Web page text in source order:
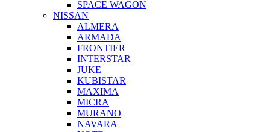
SPACE WAGON
NISSAN
ALMERA
ARMADA
FRONTIER
INTERSTAR
JUKE
KUBISTAR
MAXIMA
MICRA
MURANO
NAVARA